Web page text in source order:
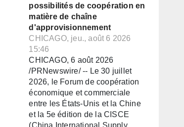
possibilités de coopération en
matière de chaîne
d'approvisionnement
CHICAGO, jeu., août 6 2026
15:46
CHICAGO, 6 août 2026
/PRNewswire/ -- Le 30 juillet
2026, le Forum de coopération
économique et commerciale
entre les États-Unis et la Chine
et la 5e édition de la CISCE
(China International Supply…